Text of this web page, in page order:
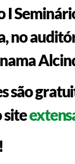
I
no
são
sitee